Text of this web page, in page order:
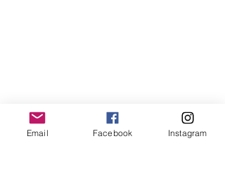
Email Facebook Instagram